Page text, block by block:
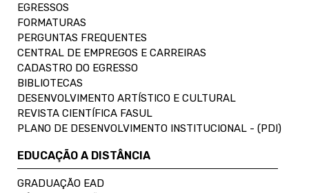
EGRESSOS
FORMATURAS
PERGUNTAS FREQUENTES
CENTRAL DE EMPREGOS E CARREIRAS
CADASTRO DO EGRESSO
BIBLIOTECAS
DESENVOLVIMENTO ARTÍSTICO E CULTURAL
REVISTA CIENTÍFICA FASUL
PLANO DE DESENVOLVIMENTO INSTITUCIONAL - (PDI)
EDUCAÇÃO A DISTÂNCIA
GRADUAÇÃO EAD